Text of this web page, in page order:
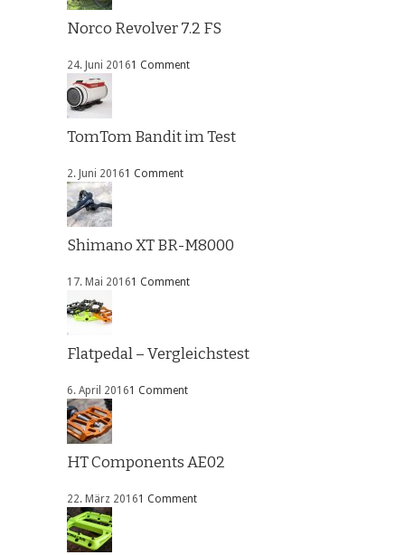
Norco Revolver 7.2 FS
24. Juni 20161 Comment
TomTom Bandit im Test
2. Juni 20161 Comment
Shimano XT BR-M8000
17. Mai 20161 Comment
Flatpedal – Vergleichstest
6. April 20161 Comment
HT Components AE02
22. März 20161 Comment